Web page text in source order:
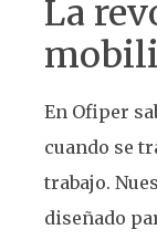
La
En Ofiper
cuando se
trabajo.
diseñado